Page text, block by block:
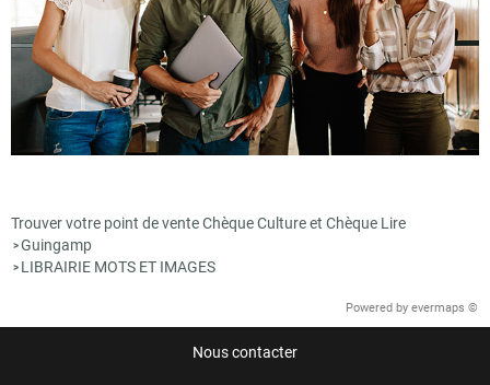
Trouver votre point de vente Chèque Culture et Chèque Lire
>Guingamp
> LIBRAIRIE MOTS ET IMAGES
Powered by evermaps ©
Nous contacter